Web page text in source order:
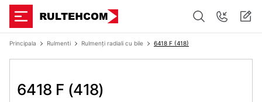
Principala Rulmenti Rulmenți radiali cu bile 6418 F (418)
6418 F (418)